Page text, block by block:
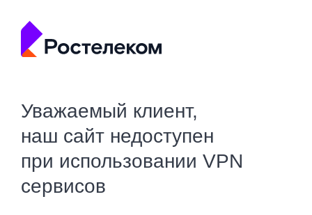
Уважаемый клиент,
наш сайт недоступен
при использовании VPN
сервисов